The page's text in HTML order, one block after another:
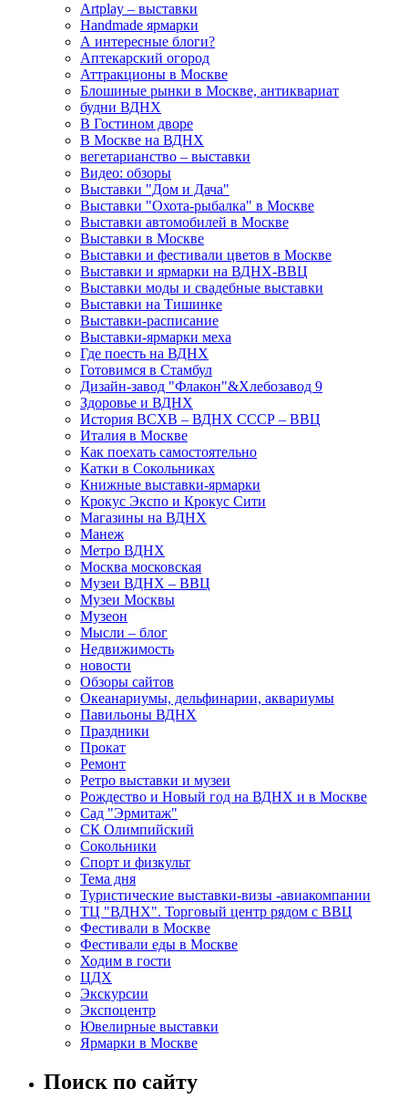
Artplay – выставки
Handmade ярмарки
А интересные блоги?
Аптекарский огород
Аттракционы в Москве
Блошиные рынки в Москве, антиквариат
будни ВДНХ
В Гостином дворе
В Москве на ВДНХ
вегетарианство – выставки
Видео: обзоры
Выставки "Дом и Дача"
Выставки "Охота-рыбалка" в Москве
Выставки автомобилей в Москве
Выставки в Москве
Выставки и фестивали цветов в Москве
Выставки и ярмарки на ВДНХ-ВВЦ
Выставки моды и свадебные выставки
Выставки на Тишинке
Выставки-расписание
Выставки-ярмарки меха
Где поесть на ВДНХ
Готовимся в Стамбул
Дизайн-завод "Флакон"&Хлебозавод 9
Здоровье и ВДНХ
История ВСХВ – ВДНХ СССР – ВВЦ
Италия в Москве
Как поехать самостоятельно
Катки в Сокольниках
Книжные выставки-ярмарки
Крокус Экспо и Крокус Сити
Магазины на ВДНХ
Манеж
Метро ВДНХ
Москва московская
Музеи ВДНХ – ВВЦ
Музеи Москвы
Музеон
Мысли – блог
Недвижимость
новости
Обзоры сайтов
Океанариумы, дельфинарии, аквариумы
Павильоны ВДНХ
Праздники
Прокат
Ремонт
Ретро выставки и музеи
Рождество и Новый год на ВДНХ и в Москве
Сад "Эрмитаж"
СК Олимпийский
Сокольники
Спорт и физкульт
Тема дня
Туристические выставки-визы -авиакомпании
ТЦ "ВДНХ". Торговый центр рядом с ВВЦ
Фестивали в Москве
Фестивали еды в Москве
Ходим в гости
ЦДХ
Экскурсии
Экспоцентр
Ювелирные выставки
Ярмарки в Москве
Поиск по сайту